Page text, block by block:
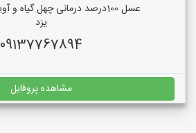
عسل 100درصد درمانی چهل گیاه و آویشن به ضمانت
یزد
09137767894
مشاهده پروفایل